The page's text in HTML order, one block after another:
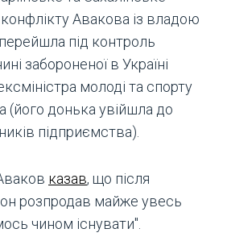
Авакова із владою
під контроль
забороненої в Україні
ексміністра молоді та спорту
(його донька увійшла до
підприємства).
казав, що після
розпродав майже увесь
чином існувати".